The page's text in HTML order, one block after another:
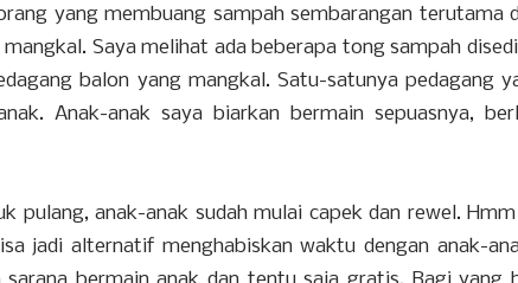
yang membuang sampah sembarangan terutama
Saya melihat ada beberapa tong sampah
balon yang mangkal. Satu-satunya pedagang
Anak-anak saya biarkan bermain sepuasnya,
pulang, anak-anak sudah mulai capek dan rewel.
jadi alternatif menghabiskan waktu dengan anak-